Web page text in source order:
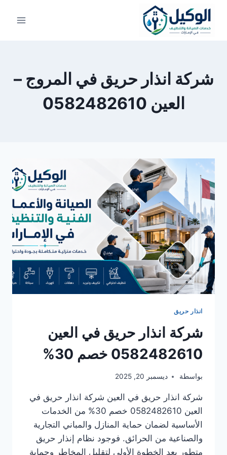
التجاوز
المحتوى
شركة انذار حريق في المروج –
العين 0582482610
انذار حريق
شركة انذار حريق في العين
0582482610 خصم 30%
بواسطة ديسمبر 20, 2025
شركة انذار حريق في العين شركة انذار حريق في
العين 0582482610 خصم 30% من الخدمات
الأساسية لضمان حماية المنازل والمباني التجارية
والصناعية من الحرائق. فوجود نظام إنذار حريق
متطور يعد الخطوة الأولى لتقليل المخاطر وحماية